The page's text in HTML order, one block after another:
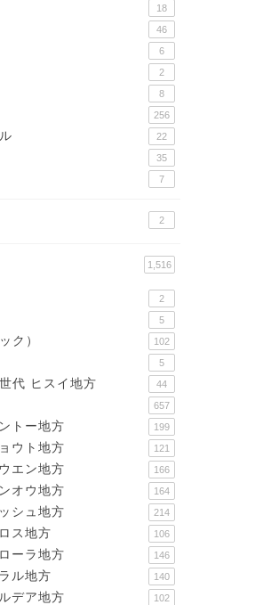
18
46
6
2
8
256
22
35
7
2
1,516
2
5
ク） 102
5
代 ヒスイ地方 44
657
トー地方 199
ウト地方 121
エン地方 166
オウ地方 164
シュ地方 214
ス地方 106
ーラ地方 146
ル地方 140
デア地方 102